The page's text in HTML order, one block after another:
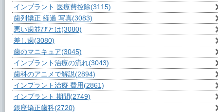
インプラント 医療費控除(3115)
歯列矯正 経過 写真(3083)
悪い歯並びとは(3080)
差し歯(3080)
歯のマニキュア(3045)
インプラント治療の流れ(3043)
歯科のアニメで解説(2894)
インプラント治療 費用(2861)
インプラント 期間(2749)
銀座矯正歯科(2720)